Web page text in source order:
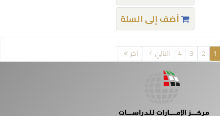
أضف إلى السلة
1
2
3
4 التالي آخر